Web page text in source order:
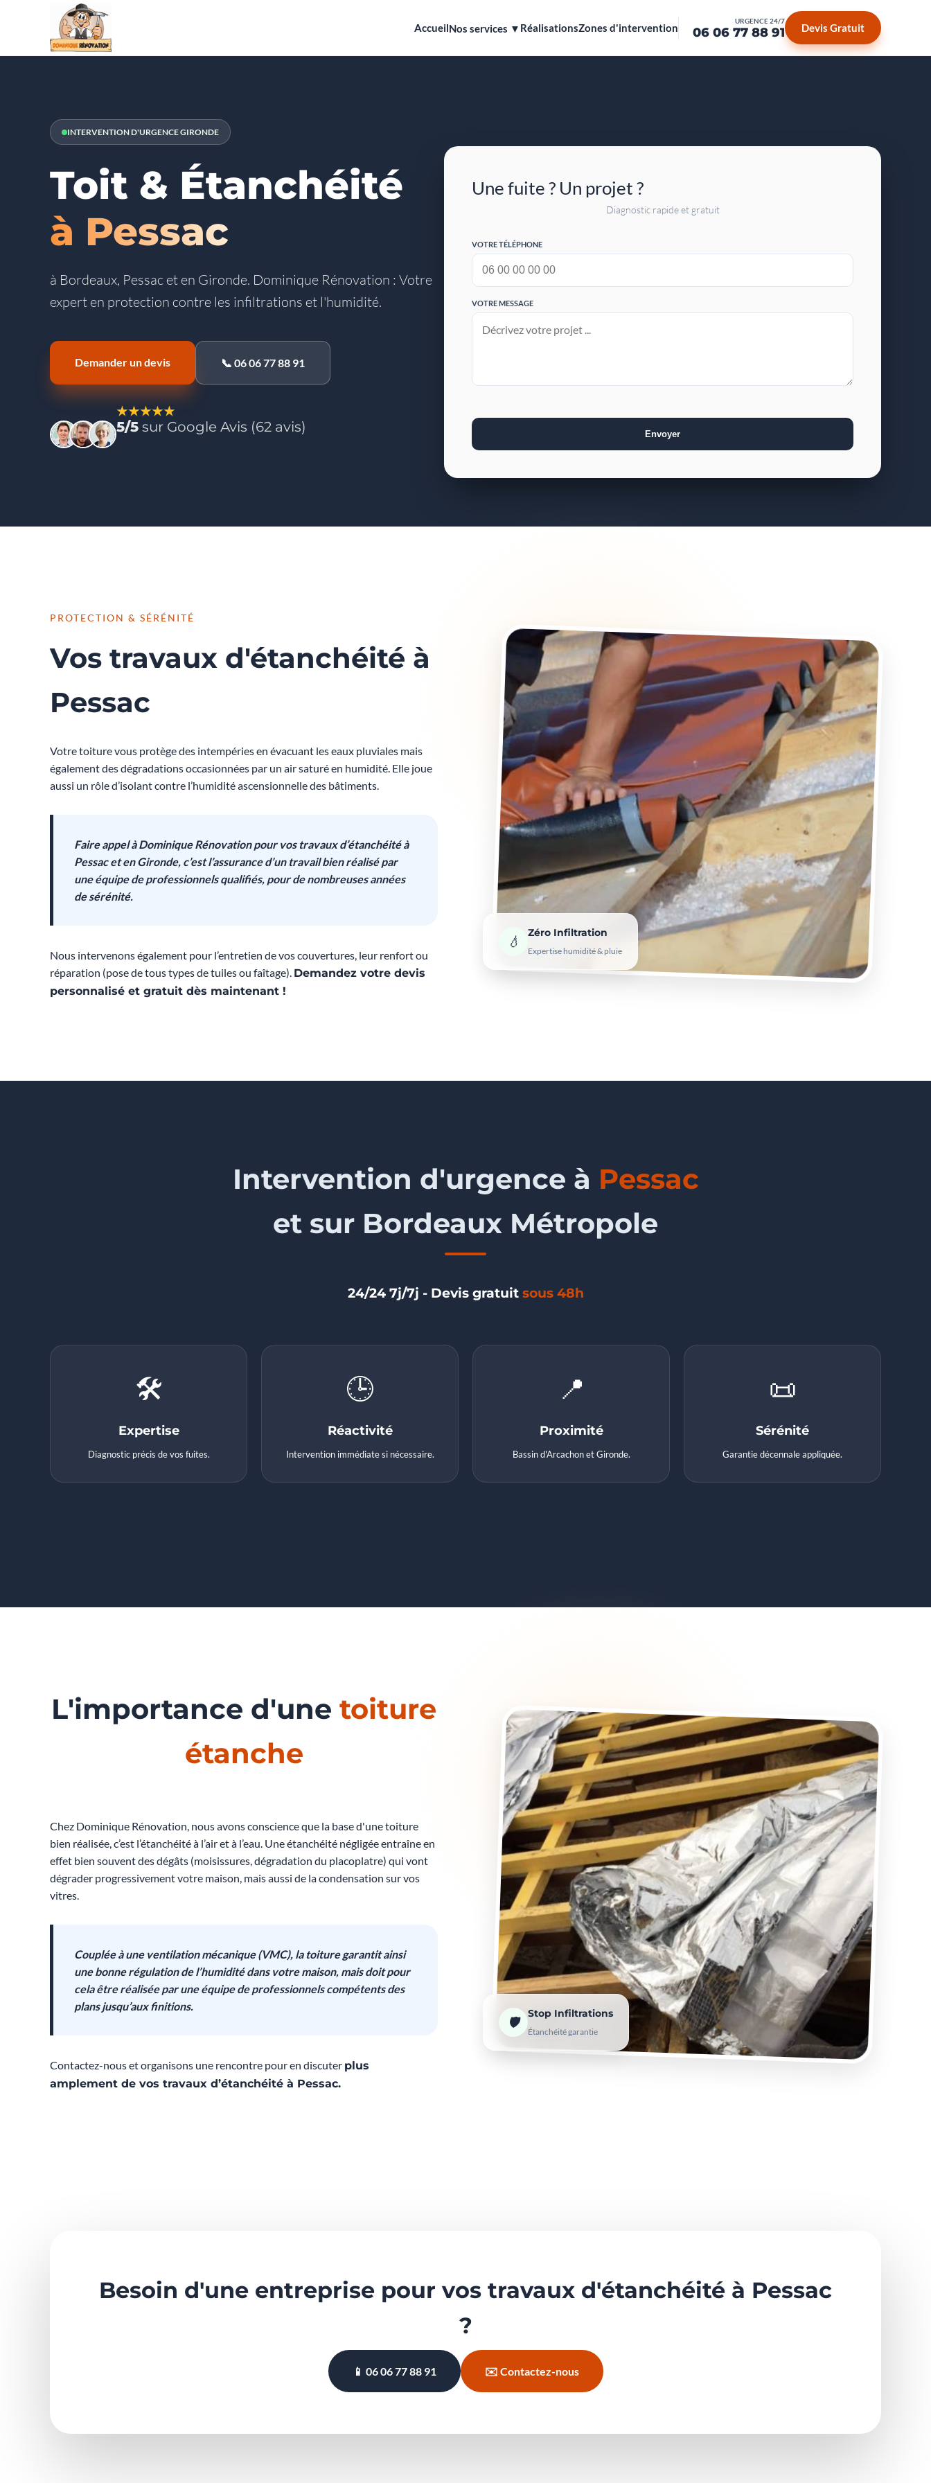
AccueilNos services ▼ RéalisationsZones d'intervention
URGENCE 24/7
06 06 77 88 91 Devis Gratuit
INTERVENTION D'URGENCE GIRONDE
Toit & Étanchéité
à Pessac
à Bordeaux, Pessac et en Gironde. Dominique Rénovation : Votre
expert en protection contre les infiltrations et l'humidité.
Demander un devis 📞 06 06 77 88 91
★★★★★
5/5 sur Google Avis (62 avis)
Une fuite ? Un projet ?
Diagnostic rapide et gratuit
VOTRE TÉLÉPHONE
VOTRE MESSAGE
Envoyer
PROTECTION & SÉRÉNITÉ
Vos travaux d'étanchéité à
Pessac
Votre toiture vous protège des intempéries en évacuant les eaux pluviales mais
également des dégradations occasionnées par un air saturé en humidité. Elle joue
aussi un rôle d’isolant contre l’humidité ascensionnelle des bâtiments.
Faire appel à Dominique Rénovation pour vos travaux d’étanchéité à
Pessac et en Gironde, c’est l’assurance d’un travail bien réalisé par
une équipe de professionnels qualifiés, pour de nombreuses années
de sérénité.
Nous intervenons également pour l’entretien de vos couvertures, leur renfort ou
réparation (pose de tous types de tuiles ou faîtage). Demandez votre devis
personnalisé et gratuit dès maintenant !
💧
Zéro Infiltration
Expertise humidité & pluie
Intervention d'urgence à Pessac
et sur Bordeaux Métropole
24/24 7j/7j - Devis gratuit sous 48h
🛠️
Expertise
Diagnostic précis de vos fuites.
🕒
Réactivité
Intervention immédiate si nécessaire.
📍
Proximité
Bassin d'Arcachon et Gironde.
📜
Sérénité
Garantie décennale appliquée.
L'importance d'une toiture
étanche
Chez Dominique Rénovation, nous avons conscience que la base d'une toiture
bien réalisée, c’est l’étanchéité à l’air et à l’eau. Une étanchéité négligée entraîne en
effet bien souvent des dégâts (moisissures, dégradation du placoplatre) qui vont
dégrader progressivement votre maison, mais aussi de la condensation sur vos
vitres.
Couplée à une ventilation mécanique (VMC), la toiture garantit ainsi
une bonne régulation de l’humidité dans votre maison, mais doit pour
cela être réalisée par une équipe de professionnels compétents des
plans jusqu’aux finitions.
Contactez-nous et organisons une rencontre pour en discuter plus
amplement de vos travaux d’étanchéité à Pessac.
🛡️
Stop Infiltrations
Étanchéité garantie
Besoin d'une entreprise pour vos travaux d'étanchéité à Pessac
?
📱 06 06 77 88 91 ✉️ Contactez-nous